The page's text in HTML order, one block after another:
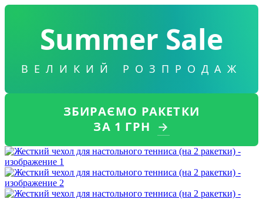
Summer Sale
ВЕЛИКИЙ РОЗПРОДАЖ
ЗБИРАЄМО РАКЕТКИ
ЗА 1 ГРН →